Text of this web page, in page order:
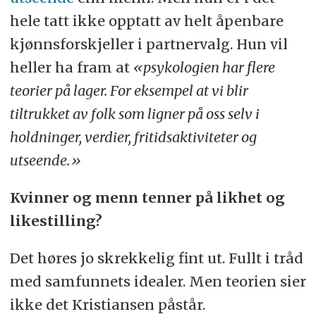
hele tatt ikke opptatt av helt åpenbare
kjønnsforskjeller i partnervalg. Hun vil
heller ha fram at «psykologien har flere
teorier på lager. For eksempel at vi blir
tiltrukket av folk som ligner på oss selv i
holdninger, verdier, fritidsaktiviteter og
utseende.»
Kvinner og menn tenner på likhet og
likestilling?
Det høres jo skrekkelig fint ut. Fullt i tråd
med samfunnets idealer. Men teorien sier
ikke det Kristiansen påstår.